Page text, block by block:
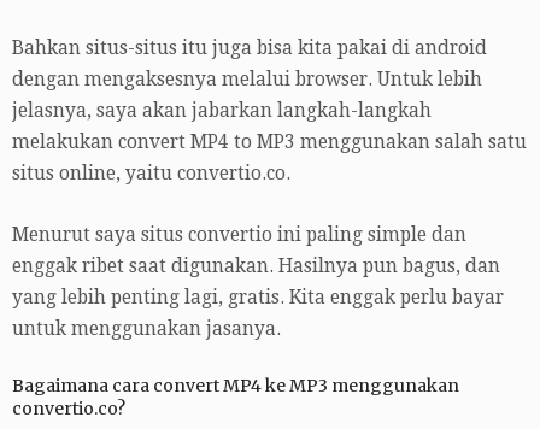
Bahkan situs-situs itu juga bisa kita pakai di android
dengan mengaksesnya melalui browser. Untuk lebih
jelasnya, saya akan jabarkan langkah-langkah
melakukan convert MP4 to MP3 menggunakan salah satu
situs online, yaitu convertio.co.
Menurut saya situs convertio ini paling simple dan
enggak ribet saat digunakan. Hasilnya pun bagus, dan
yang lebih penting lagi, gratis. Kita enggak perlu bayar
untuk menggunakan jasanya.
Bagaimana cara convert MP4 ke MP3 menggunakan
convertio.co?